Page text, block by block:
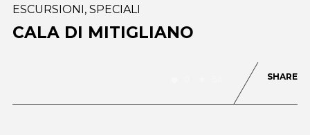
ESCURSIONI , SPECIALI
CALA DI MITIGLIANO
SHARE